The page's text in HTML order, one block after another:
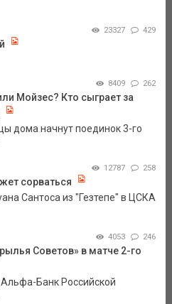
23327 429
8409 262
Мойзес? Кто сыграет за
дома начнут поединок 3-го
12787 258
сорваться
Сантоса из "Гезтепе" в ЦСКА
4053 246
Советов» в матче 2-го
Банк Российской